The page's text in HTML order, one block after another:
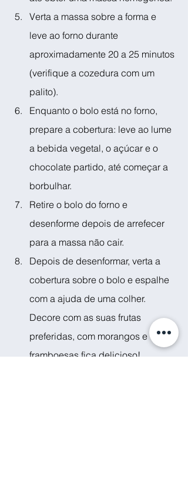
Verta a massa sobre a forma e
leve ao forno durante
aproximadamente 20 a 25 minutos
(verifique a cozedura com um
palito).
Enquanto o bolo está no forno,
prepare a cobertura: leve ao lume
a bebida vegetal, o açúcar e o
chocolate partido, até começar a
borbulhar.
Retire o bolo do forno e
desenforme depois de arrefecer
para a massa não cair.
Depois de desenformar, verta a
cobertura sobre o bolo e espalhe
com a ajuda de uma colher.
Decore com as suas frutas
preferidas, com morangos e
framboesas fica delicioso!